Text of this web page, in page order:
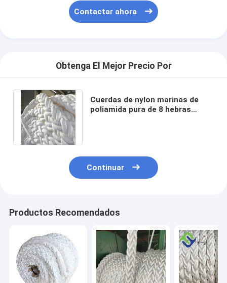
Contactar ahora
Obtenga El Mejor Precio Por
Cuerdas de nylon marinas de
poliamida pura de 8 hebras
Continuar
Productos Recomendados